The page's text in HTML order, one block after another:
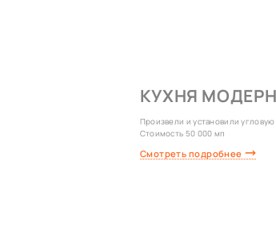
КУХНЯ МОДЕРН
Произвели и установили
Стоимость 50 000 мп
Смотреть подробнее